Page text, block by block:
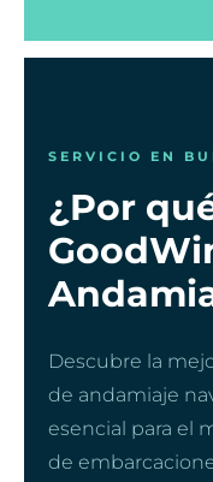
SERVICIO EN
¿Por
Descubre la
de andamiaje
esencial para el
de